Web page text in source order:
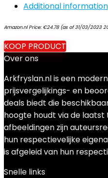
Additional information
Amazon.nl Price: €24.78(as of 31/03/2023
KOOP PRODUCT
Over ons
Arkfryslan.nl is een
prijsvergelijkings- en
deals biedt die
hoogte houdt via de laatst
afbeeldingen zijn
hun respectievelijke
is afgeleid van hun
Snelle links